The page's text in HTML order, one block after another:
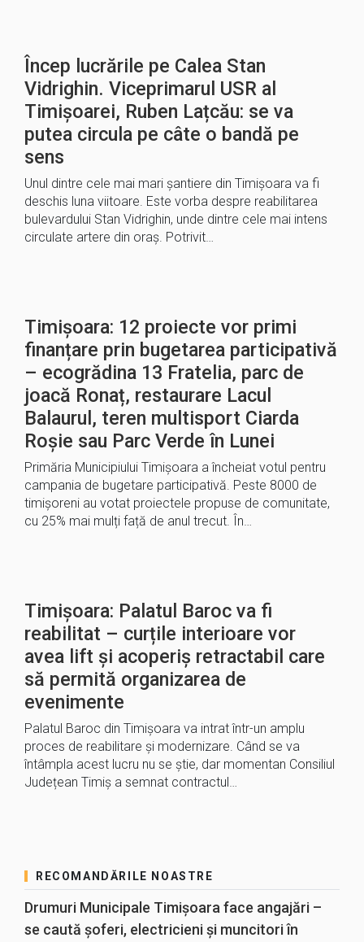
Încep lucrările pe Calea Stan
Vidrighin. Viceprimarul USR al
Timișoarei, Ruben Lațcău: se va
putea circula pe câte o bandă pe
sens
Unul dintre cele mai mari șantiere din Timișoara va fi
deschis luna viitoare. Este vorba despre reabilitarea
bulevardului Stan Vidrighin, unde dintre cele mai intens
circulate artere din oraș. Potrivit…
Timișoara: 12 proiecte vor primi
finanțare prin bugetarea participativă
– ecogrădina 13 Fratelia, parc de
joacă Ronaț, restaurare Lacul
Balaurul, teren multisport Ciarda
Roșie sau Parc Verde în Lunei
Primăria Municipiului Timișoara a încheiat votul pentru
campania de bugetare participativă. Peste 8000 de
timișoreni au votat proiectele propuse de comunitate,
cu 25% mai mulți față de anul trecut. În…
Timișoara: Palatul Baroc va fi
reabilitat – curțile interioare vor
avea lift și acoperiș retractabil care
să permită organizarea de
evenimente
Palatul Baroc din Timișoara va intrat într-un amplu
proces de reabilitare și modernizare. Când se va
întâmpla acest lucru nu se știe, dar momentan Consiliul
Județean Timiș a semnat contractul…
RECOMANDĂRILE NOASTRE
Drumuri Municipale Timișoara face angajări –
se caută șoferi, electricieni și muncitori în